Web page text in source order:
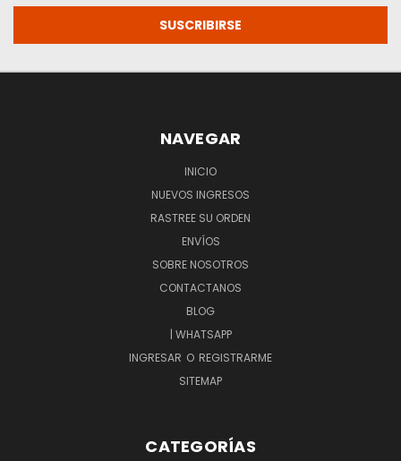
NAVEGAR
INICIO
NUEVOS INGRESOS
RASTREE SU ORDEN
ENVÍOS
SOBRE NOSOTROS
CONTACTANOS
BLOG
| WHATSAPP
INGRESAR O REGISTRARME
SITEMAP
CATEGORÍAS